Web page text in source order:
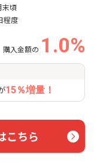
末頃
程度
購入金額の 1.0%
15％増量！
こちら